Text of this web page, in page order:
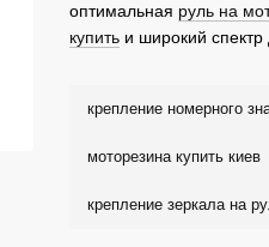
оптимальная руль на
купить и широкий спектр
крепление номерного
моторезина купить киев
крепление зеркала на